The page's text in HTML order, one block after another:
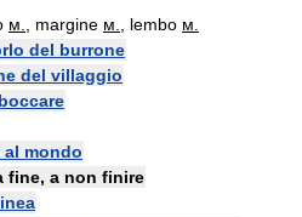
м. , margine м. , lembo м.
del burrone
del villaggio
al mondo
fine, a non finire